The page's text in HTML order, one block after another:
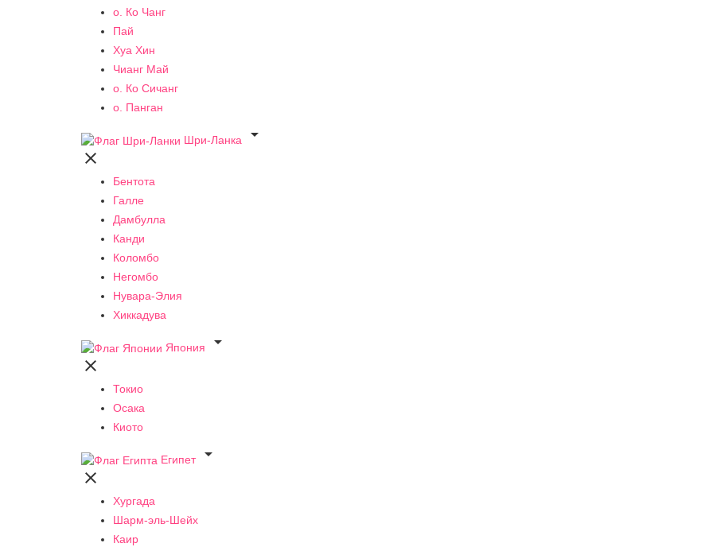
о. Ко Чанг
Пай
Хуа Хин
Чианг Май
о. Ко Сичанг
о. Панган
Шри-Ланка


Бентота
Галле
Дамбулла
Канди
Коломбо
Негомбо
Нувара-Элия
Хиккадува
Япония


Токио
Осака
Киото
Египет


Хургада
Шарм-эль-Шейх
Каир